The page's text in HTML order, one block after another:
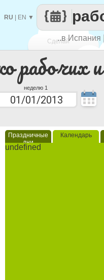
рабочих
неделю 1
Праздничные
дни
Календарь
undefined
Сделай
..в Испания
RU EN ▼